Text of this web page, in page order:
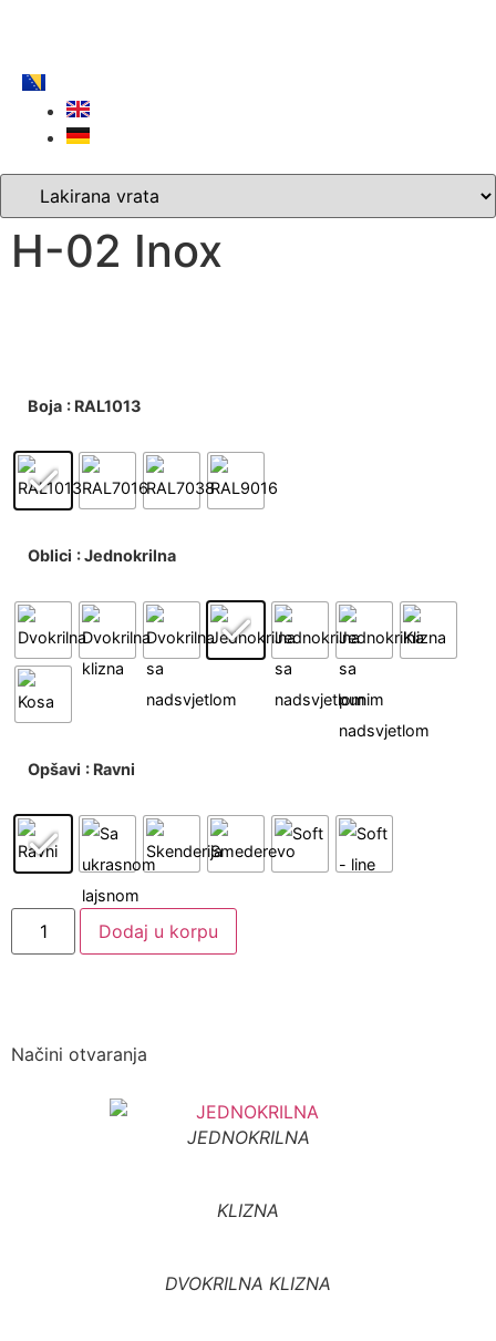
H-02 Inox
Boja : RAL1013
Oblici : Jednokrilna
Opšavi : Ravni
Dodaj u korpu
Načini otvaranja
JEDNOKRILNA
KLIZNA
DVOKRILNA KLIZNA